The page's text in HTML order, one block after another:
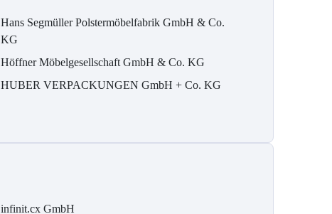
Hans Segmüller Polstermöbelfabrik GmbH & Co.
KG
Höffner Möbelgesellschaft GmbH & Co. KG
HUBER VERPACKUNGEN GmbH + Co. KG
infinit.cx GmbH